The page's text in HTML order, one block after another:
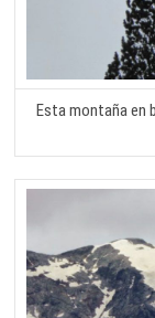
Esta montaña en